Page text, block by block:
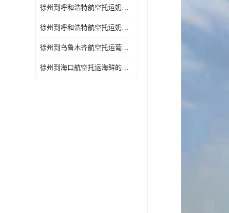
徐州到呼和浩特航空托运奶制品的规定 空运专线-一站式服务
徐州到呼和浩特航空托运奶制品的规定 当天办理当天到达
徐州到乌鲁木齐航空托运葡萄干的包装 空运专线-一站式服务
徐州到海口航空托运海鲜的运输时间 空运专线-一站式服务